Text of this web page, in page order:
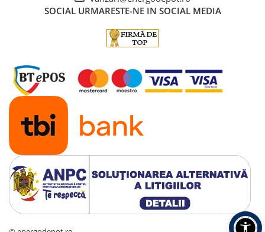
SOCIAL URMARESTE-NE IN SOCIAL MEDIA